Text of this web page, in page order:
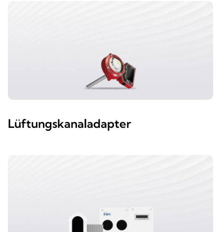
Lüftungskanaladapter